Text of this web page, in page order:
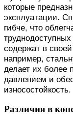
которые
эксплуатации.
гибче, что
содержат в
например,
делает их
давлением и
износостойкость.
Различия в